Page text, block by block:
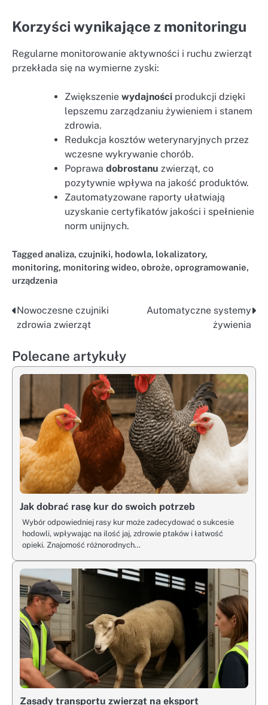
Korzyści wynikające z monitoringu
Regularne monitorowanie aktywności i ruchu zwierząt
przekłada się na wymierne zyski:
Zwiększenie wydajności produkcji dzięki
lepszemu zarządzaniu żywieniem i stanem
zdrowia.
Redukcja kosztów weterynaryjnych przez
wczesne wykrywanie chorób.
Poprawa dobrostanu zwierząt, co
pozytywnie wpływa na jakość produktów.
Zautomatyzowane raporty ułatwiają
uzyskanie certyfikatów jakości i spełnienie
norm unijnych.
Tagged analiza, czujniki, hodowla, lokalizatory,
monitoring, monitoring wideo, obroże, oprogramowanie,
urządzenia
Nawigacja
Nowoczesne czujniki
zdrowia zwierząt
Automatyczne systemy
żywienia
Polecane artykuły
Jak dobrać rasę kur do swoich potrzeb
Wybór odpowiedniej rasy kur może zadecydować o sukcesie
hodowli, wpływając na ilość jaj, zdrowie ptaków i łatwość
opieki. Znajomość różnorodnych…
Zasady transportu zwierząt na eksport